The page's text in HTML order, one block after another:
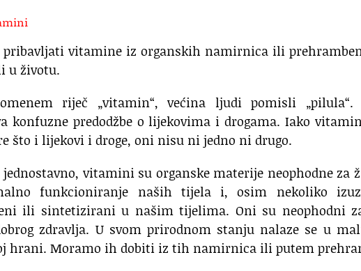
vitamine iz organskih namirnica ili
u životu.
riječ „vitamin“, većina ljudi pomisli „pilula“.
konfuzne predodžbe o lijekovima i drogama. Iako
što i lijekovi i droge, oni nisu ni jedno ni drugo.
jednostavno, vitamini su organske materije neophodne
funkcioniranje naših tijela i, osim nekoliko
ili sintetizirani u našim tijelima. Oni su neophodni
zdravlja. U svom prirodnom stanju nalaze se u
hrani. Moramo ih dobiti iz tih namirnica ili putem